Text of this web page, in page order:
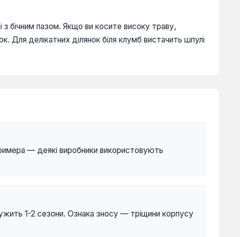
з бічним пазом. Якщо ви косите високу траву,
делікатних ділянок біля клумб вистачить шпулі
— деякі виробники використовують
1-2 сезони. Ознака зносу — тріщини корпусу